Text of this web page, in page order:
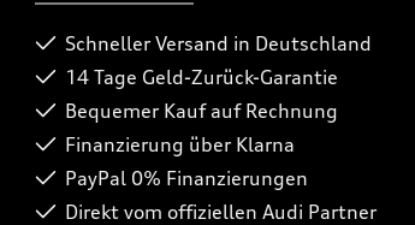
Schneller Versand in Deutschland
14 Tage Geld-Zurück-Garantie
Bequemer Kauf auf Rechnung
Finanzierung über Klarna
PayPal 0% Finanzierungen
Direkt vom offiziellen Audi Partner